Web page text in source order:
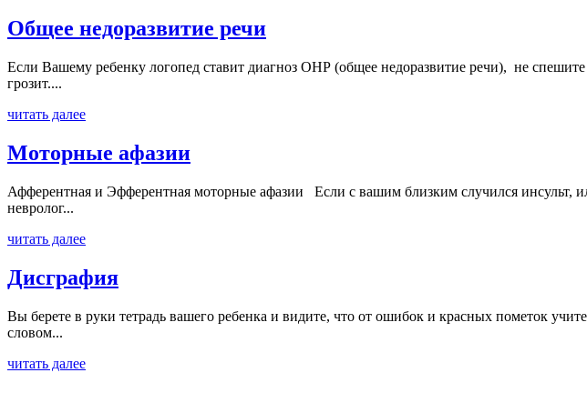
Общее недоразвитие речи
Если Вашему ребенку логопед ставит диагноз ОНР (общее недоразвитие речи), не
грозит....
читать далее
Моторные афазии
Афферентная и Эфферентная моторные афазии Если с вашим близким случился инсульт,
невролог...
читать далее
Дисграфия
Вы берете в руки тетрадь вашего ребенка и видите, что от ошибок и красных пометок
словом...
читать далее